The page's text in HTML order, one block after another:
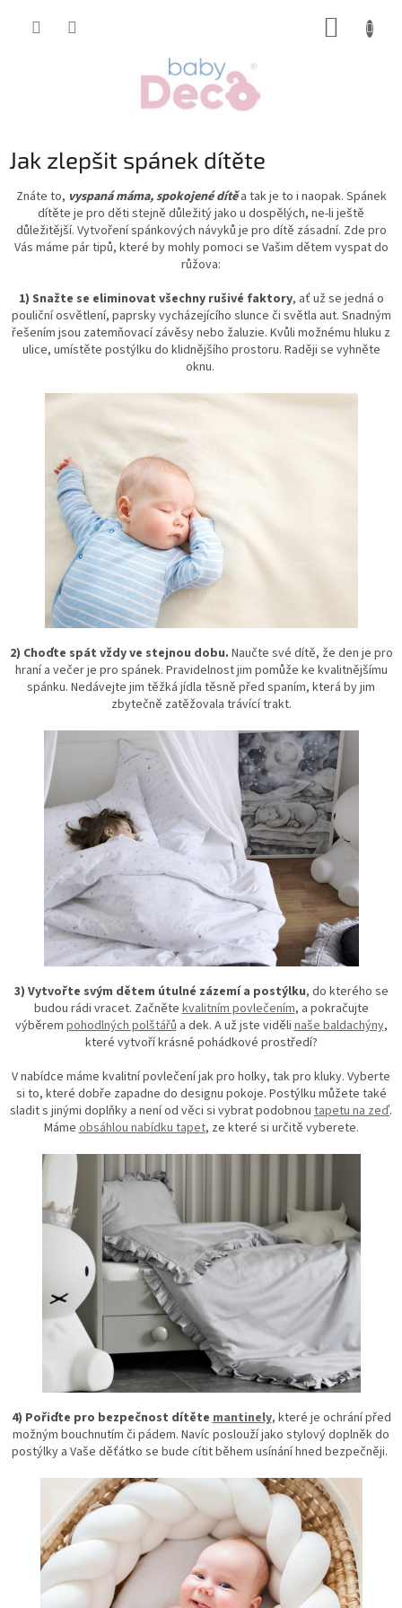
Jak zlepšit spánek dítěte
Znáte to, vyspaná máma, spokojené dítě a tak je to i naopak. Spánek
dítěte je pro děti stejně důležitý jako u dospělých, ne-li ještě
důležitější. Vytvoření spánkových návyků je pro dítě zásadní. Zde pro
Vás máme pár tipů, které by mohly pomoci se Vašim dětem vyspat do
růžova:
1) Snažte se eliminovat všechny rušivé faktory, ať už se jedná o
pouliční osvětlení, paprsky vycházejícího slunce či světla aut. Snadným
řešením jsou zatemňovací závěsy nebo žaluzie. Kvůli možnému hluku z
ulice, umístěte postýlku do klidnějšího prostoru. Raději se vyhněte
oknu.
2) Choďte spát vždy ve stejnou dobu. Naučte své dítě, že den je pro
hraní a večer je pro spánek. Pravidelnost jim pomůže ke kvalitnějšímu
spánku. Nedávejte jim těžká jídla těsně před spaním, která by jim
zbytečně zatěžovala trávící trakt.
3) Vytvořte svým dětem útulné zázemí a postýlku, do kterého se
budou rádi vracet. Začněte kvalitním povlečením, a pokračujte
výběrem pohodlných polštářů a dek. A už jste viděli naše baldachýny,
které vytvoří krásné pohádkové prostředí?
V nabídce máme kvalitní povlečení jak pro holky, tak pro kluky. Vyberte
si to, které dobře zapadne do designu pokoje. Postýlku můžete také
sladit s jinými doplňky a není od věci si vybrat podobnou tapetu na zeď.
Máme obsáhlou nabídku tapet, ze které si určitě vyberete.
4) Pořiďte pro bezpečnost dítětemantinely, které je ochrání před
možným bouchnutím či pádem. Navíc poslouží jako stylový doplněk do
postýlky a Vaše děťátko se bude cítit během usínání hned bezpečněji.